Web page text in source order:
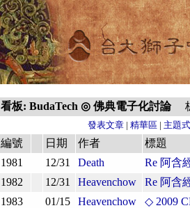
看板: BudaTech ◎ 佛典電子化討論
發表文章| 精華區| 主題
編號 日期 作者
標題
1981
12/31 Death
Re 阿含
1982
12/31 Heavenchow
Re 阿含
1983
01/15 Heavenchow
◇ 2009